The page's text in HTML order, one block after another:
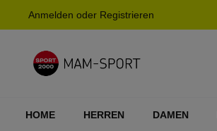
Zur Hauptnavigation springen
Anmelden oder Registrieren
HOME HERREN DAMEN